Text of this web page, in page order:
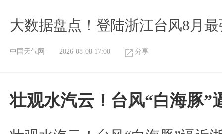
大数据盘点！登陆浙江台风8月
中国天气网 2026-08-08 17:00 分享
壮观水汽云！台风“白海豚”